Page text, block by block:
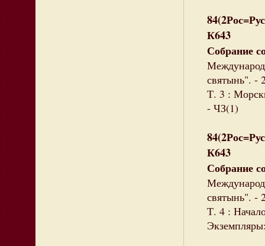
К643
Собрание
святынь". -
Т. 3 :
- ЧЗ(1)
К643
Собрание
святынь". -
Т. 4 :